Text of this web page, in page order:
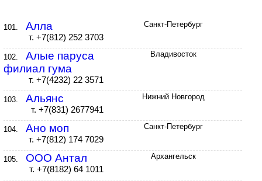
101. Алла
т. +7(812) 252 3703
Санкт-Петербург
102.
Алые паруса
филиал гума
т. +7(4232) 22 3571
Владивосток
103. Альянс
т. +7(831) 2677941
Нижний Новгород
104. Ано моп
т. +7(812) 174 7029
Санкт-Петербург
105. ООО Антал
т. +7(8182) 64 1011
Архангельск